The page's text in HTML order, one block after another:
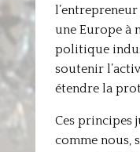
une Europe à
politique
soutenir
étendre la
Ces principes
comme nous,